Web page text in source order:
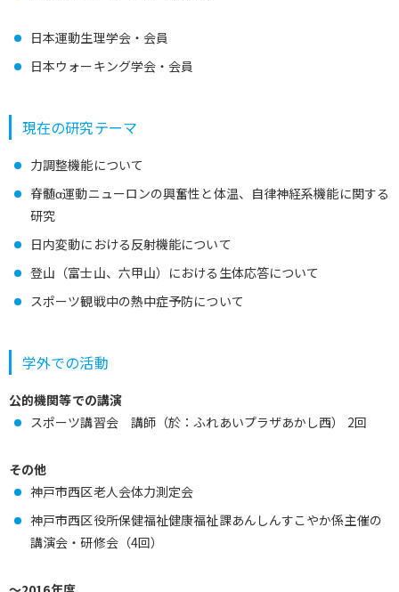
日本運動生理学会・会員
日本ウォーキング学会・会員
現在の研究テーマ
力調整機能について
脊髄α運動ニューロンの興奮性と体温、自律神経系機能に関する
研究
日内変動における反射機能について
登山（富士山、六甲山）における生体応答について
スポーツ観戦中の熱中症予防について
学外での活動
公的機関等での講演
スポーツ講習会 講師（於：ふれあいプラザあかし西） 2回
その他
神戸市西区老人会体力測定会
神戸市西区役所保健福祉健康福祉課あんしんすこやか係主催の
講演会・研修会（4回）